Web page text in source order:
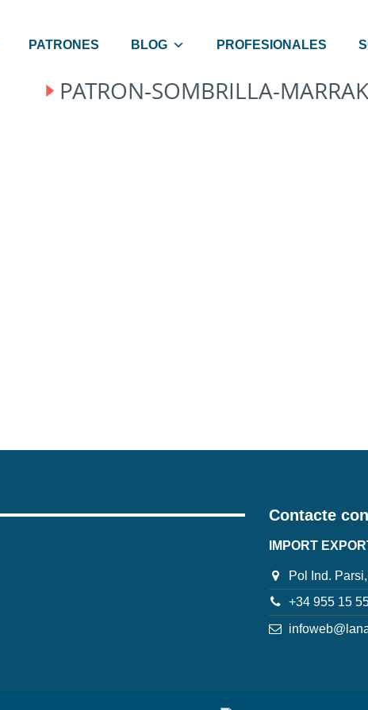
PATRONES BLOG PROFESIONALES
PATRON-SOMBRILLA-
Contacte
IMPORT
Pol Ind.
+34 955 15